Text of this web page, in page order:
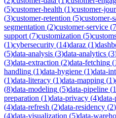
(5)customer-health (1)customer-
(3)customer-retention (5)customer-
segmentation (2)customer-service (7
support (7)customization (5)
(1)cybersecurity (14)daraz (1)
(5)data-analysis (3)data-analytics (3
(3)data-extraction (2)data-fetching (
handling (1)data-hygiene (1)data-
(1)data-literacy (1)data-mapping (1)
(8)data-modeling (5)data-pipeline (1
preparation (1)data-privacy (4)
(4)data-refresh (2)data-residency (2)
(4)data-visualization (5)data-